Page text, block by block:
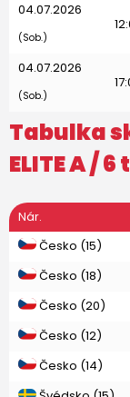
04.07.2026
(Sob.)
04.07.2026
(Sob.)
Tabulka
ELITE A /
Nár.
Česko (15)
Česko (18)
Česko (20)
Česko (12)
Česko (14)